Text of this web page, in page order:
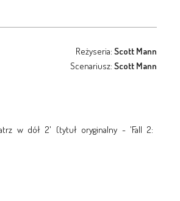
Reżyseria: Scott Mann
Scenariusz: Scott Mann
w dół 2' (tytuł oryginalny - 'Fall 2: